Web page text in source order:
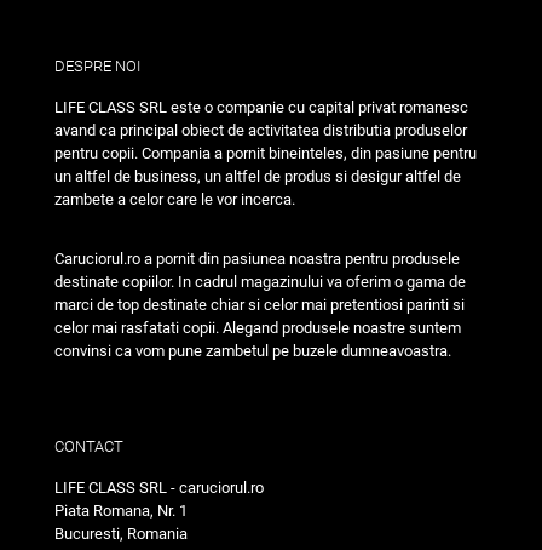
DESPRE NOI
LIFE CLASS SRL este o companie cu capital privat romanesc
avand ca principal obiect de activitatea distributia produselor
pentru copii. Compania a pornit bineinteles, din pasiune pentru
un altfel de business, un altfel de produs si desigur altfel de
zambete a celor care le vor incerca.
Caruciorul.ro a pornit din pasiunea noastra pentru produsele
destinate copiilor. In cadrul magazinului va oferim o gama de
marci de top destinate chiar si celor mai pretentiosi parinti si
celor mai rasfatati copii. Alegand produsele noastre suntem
convinsi ca vom pune zambetul pe buzele dumneavoastra.
CONTACT
LIFE CLASS SRL - caruciorul.ro
Piata Romana, Nr. 1
Bucuresti, Romania